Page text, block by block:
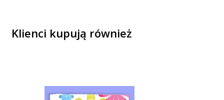
Klienci kupują również